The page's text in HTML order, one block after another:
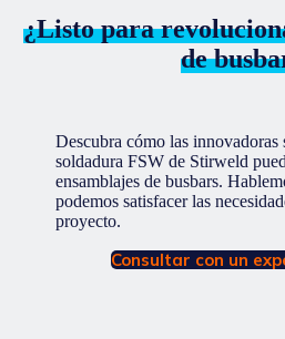
¿Listo para
de
Descubra cómo las innovadoras
soldadura FSW de Stirweld
ensamblajes de busbars.
podemos satisfacer las
proyecto.
Consultar con un